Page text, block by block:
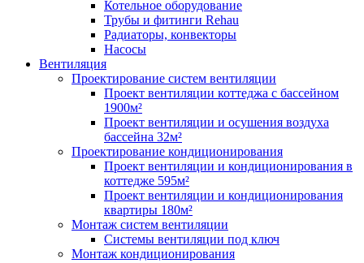
Котельное оборудование
Трубы и фитинги Rehau
Радиаторы, конвекторы
Насосы
Вентиляция
Проектирование систем вентиляции
Проект вентиляции коттеджа с бассейном
1900м²
Проект вентиляции и осушения воздуха
бассейна 32м²
Проектирование кондиционирования
Проект вентиляции и кондиционирования в
коттедже 595м²
Проект вентиляции и кондиционирования
квартиры 180м²
Монтаж систем вентиляции
Системы вентиляции под ключ
Монтаж кондиционирования